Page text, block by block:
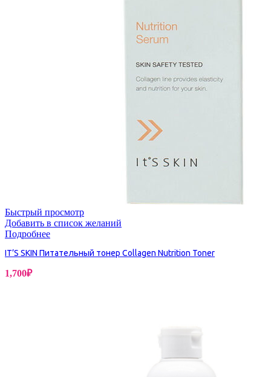
Быстрый просмотр
Добавить в список желаний
Подробнее
IT’S SKIN Питательный тонер Collagen Nutrition Toner
1,700₽